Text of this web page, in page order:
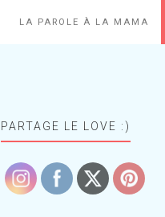
LA PAROLE À LA MAMA
PARTAGE LE LOVE :)